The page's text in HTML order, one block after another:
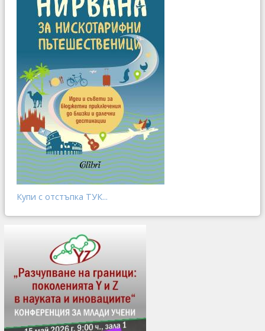
Купи с отстъпка ТУК...